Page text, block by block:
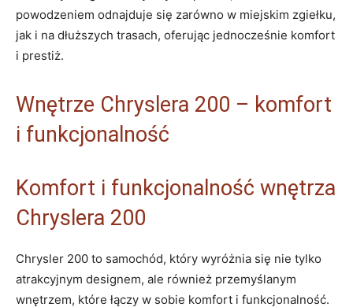
powodzeniem odnajduje się zarówno w miejskim zgiełku,
jak i na dłuższych trasach, oferując jednocześnie komfort
i prestiż.
Wnętrze Chryslera 200 – komfort
i funkcjonalność
Komfort i funkcjonalność wnętrza
Chryslera 200
Chrysler 200 to samochód, który wyróżnia się nie tylko
atrakcyjnym designem, ale również przemyślanym
wnętrzem, które łączy w sobie komfort i funkcjonalność.